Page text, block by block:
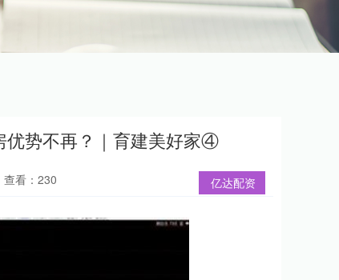
优势不再？｜育建美好家④
亿达配资
查看：230